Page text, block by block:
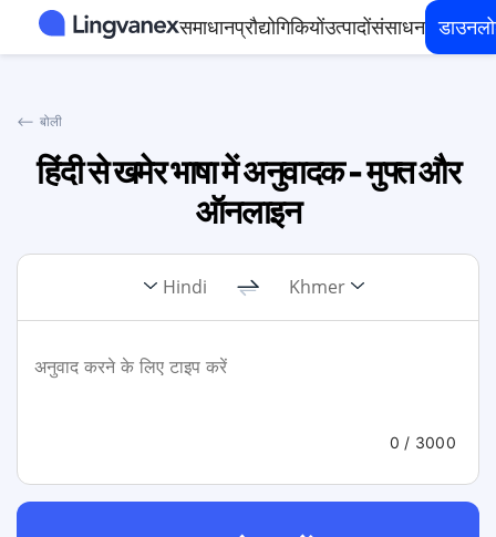
समाधानप्रौद्योगिकियोंउत्पादोंसंसाधन
⟵ बोली
हिंदी से खमेर भाषा में अनुवादक - मुफ्त और
ऑनलाइन
Hindi Khmer
0 / 3000